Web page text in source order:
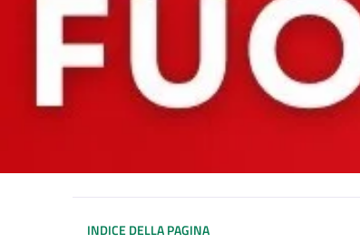
INDICE DELLA PAGINA